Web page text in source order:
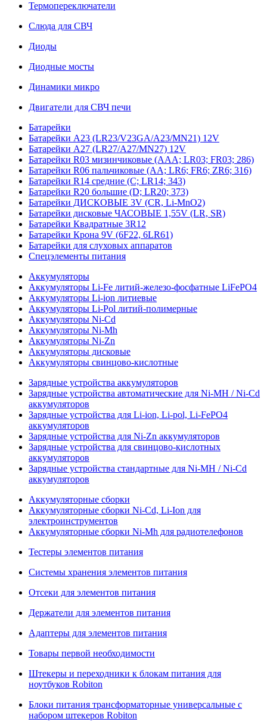
Термопереключатели
Слюда для СВЧ
Диоды
Диодные мосты
Динамики микро
Двигатели для СВЧ печи
Батарейки
Батарейки A23 (LR23/V23GA/A23/MN21) 12V
Батарейки A27 (LR27/A27/MN27) 12V
Батарейки R03 мизинчиковые (AAA; LR03; FR03; 286)
Батарейки R06 пальчиковые (AA; LR6; FR6; ZR6; 316)
Батарейки R14 средние (C; LR14; 343)
Батарейки R20 большие (D; LR20; 373)
Батарейки ДИСКОВЫЕ 3V (CR, Li-MnO2)
Батарейки дисковые ЧАСОВЫЕ 1,55V (LR, SR)
Батарейки Квадратные 3R12
Батарейки Крона 9V (6F22, 6LR61)
Батарейки для слуховых аппаратов
Спецэлементы питания
Аккумуляторы
Аккумуляторы Li-Fe литий-железо-фосфатные LiFePO4
Аккумуляторы Li-ion литиевые
Аккумуляторы Li-Pol литий-полимерные
Аккумуляторы Ni-Cd
Аккумуляторы Ni-Mh
Аккумуляторы Ni-Zn
Аккумуляторы дисковые
Аккумуляторы свинцово-кислотные
Зарядные устройства аккумуляторов
Зарядные устройства автоматические для Ni-MH / Ni-Cd
аккумуляторов
Зарядные устройства для Li-ion, Li-pol, Li-FePO4
аккумуляторов
Зарядные устройства для Ni-Zn аккумуляторов
Зарядные устройства для свинцово-кислотных
аккумуляторов
Зарядные устройства стандартные для Ni-MH / Ni-Cd
аккумуляторов
Аккумуляторные сборки
Аккумуляторные сборки Ni-Cd, Li-Ion для
электроинструментов
Аккумуляторные сборки Ni-Mh для радиотелефонов
Тестеры элементов питания
Системы хранения элементов питания
Отсеки для элементов питания
Держатели для элементов питания
Адаптеры для элементов питания
Товары первой необходимости
Штекеры и переходники к блокам питания для
ноутбуков Robiton
Блоки питания трансформаторные универсальные с
набором штекеров Robiton